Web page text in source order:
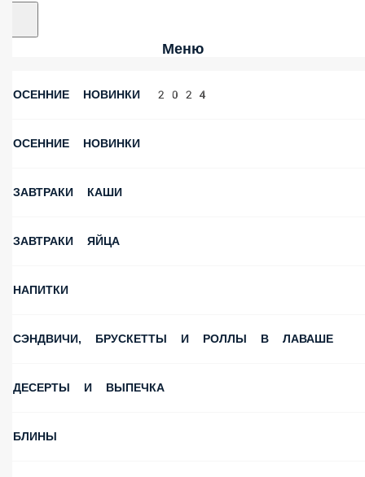
Меню
ОСЕННИЕ НОВИНКИ 2024
ОСЕННИЕ НОВИНКИ
ЗАВТРАКИ КАШИ
ЗАВТРАКИ ЯЙЦА
НАПИТКИ
СЭНДВИЧИ, БРУСКЕТТЫ И РОЛЛЫ В ЛАВАШЕ
ДЕСЕРТЫ И ВЫПЕЧКА
БЛИНЫ